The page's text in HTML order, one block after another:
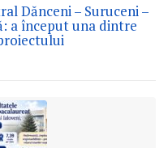
Dănceni – Suruceni –
a început una dintre